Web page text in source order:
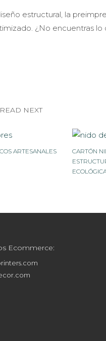
estructural, la
¿No encuentras lo
NEXT
ARTESANALES
CARTÓN
Ecommerce: